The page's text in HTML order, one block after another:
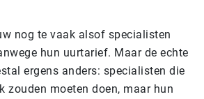
nog te vaak alsof specialisten
hun uurtarief. Maar de echte
ergens anders: specialisten die
zouden moeten doen, maar hun